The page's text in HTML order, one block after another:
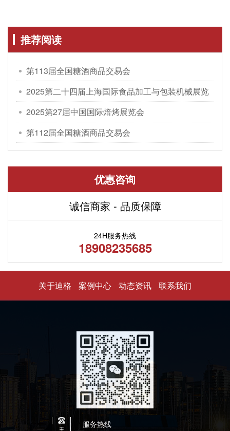
推荐阅读
第113届全国糖酒商品交易会
2025第二十四届上海国际食品加工与包装机械展览
会
2025第27届中国国际焙烤展览会
第112届全国糖酒商品交易会
优惠咨询
诚信商家 - 品质保障
24H服务热线
18908235685
关于迪格 案例中心 动态资讯 联系我们
服务热线